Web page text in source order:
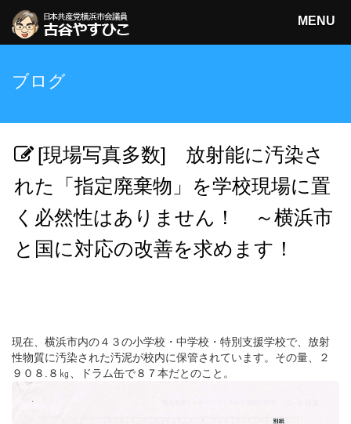
MENU
古谷やすひこ
ブログ
[現場写真多数] 放射能に汚染さ
れた「指定廃棄物」を学校現場に置
く必然性はありません！ ～横浜市
と国に対応の改善を求めます！
現在、横浜市内の４３の小学校・中学校・特別支援学校で、放射
性物質に汚染された汚泥が校内に保管されています。その量、２
９０８.８㎏、ドラム缶で８７本だとのこと。